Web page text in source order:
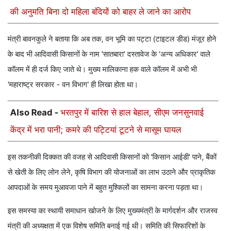
की अनुमति बिना दो महिला बंदियों को बाहर ले जाने का आरोप
मंत्री बावनकुले ने बताया कि अब तक, वन भूमि का पट्टा (टाइटल डीड) मंजूर होने
के बाद भी आदिवासी किसानों के नाम 'सातबारा' दस्तावेज के 'अन्य अधिकार' वाले
कॉलम में ही दर्ज किए जाते थे। मुख्य मालिकाना हक वाले कॉलम में अभी भी
'महाराष्ट्र सरकार - वन विभाग' ही लिखा होता था।
Also Read - भरतपुर में बारिश से हाल बेहाल, सीएम जनसुनवाई
केंद्र में भरा पानी; कमरे की पट्टियां टूटने से मासूम घायल
इस तकनीकी दिक्कत की वजह से आदिवासी किसानों को 'किसान आईडी' पाने, बैंकों
से खेती के लिए लोन लेने, कृषि विभाग की योजनाओं का लाभ उठाने और प्राकृतिक
आपदाओं के समय मुआवजा पाने में बहुत मुश्किलों का सामना करना पड़ता था।
इस समस्या का स्थायी समाधान खोजने के लिए मुख्यमंत्री के मार्गदर्शन और राजस्व
मंत्री की अध्यक्षता में एक विशेष समिति बनाई गई थी। समिति की सिफारिशों के